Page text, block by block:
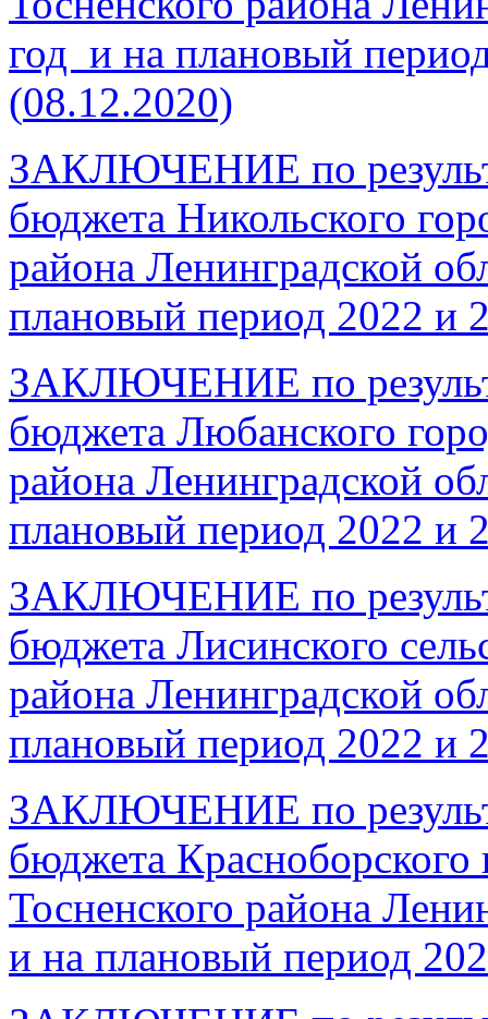
год и на плановый
(08.12.2020)
ЗАКЛЮЧЕНИЕ по
бюджета Никольского
района Ленинградской
плановый период 2022 и
ЗАКЛЮЧЕНИЕ по
бюджета Любанского
района Ленинградской
плановый период 2022 и
ЗАКЛЮЧЕНИЕ по
бюджета Лисинского
района Ленинградской
плановый период 2022 и
ЗАКЛЮЧЕНИЕ по
бюджета Красноборского
Тосненского района
и на плановый период